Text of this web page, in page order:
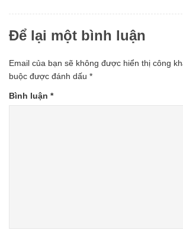
Để lại một bình luận
Email của bạn sẽ không được hiển thị công
buộc được đánh dấu *
Bình luận *